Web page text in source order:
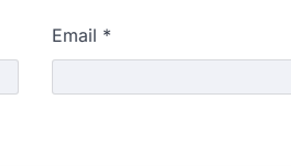
Email *